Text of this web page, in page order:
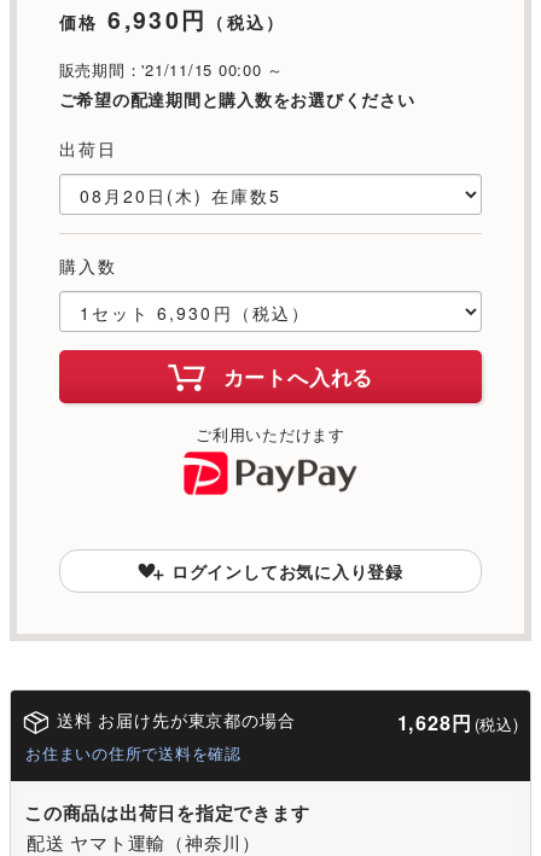
価格 6,930円 （税込）
販売期間：'21/11/15 00:00 ～
ご希望の配達期間と購入数をお選びください
出荷日
購入数
カートへ入れる
ご利用いただけます
ログインしてお気に入り登録
送料 お届け先が東京都の場合 1,628円 (税込)
お住まいの住所で送料を確認
この商品は出荷日を指定できます
配送 ヤマト運輸（神奈川）